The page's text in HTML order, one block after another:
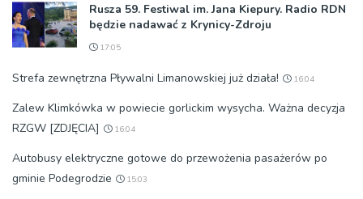
Rusza 59. Festiwal im. Jana Kiepury. Radio RDN
będzie nadawać z Krynicy-Zdroju
17:05
Strefa zewnętrzna Pływalni Limanowskiej już działa! 16:04
Zalew Klimkówka w powiecie gorlickim wysycha. Ważna decyzja
RZGW [ZDJĘCIA]
16:04
Autobusy elektryczne gotowe do przewożenia pasażerów po
gminie Podegrodzie
15:03